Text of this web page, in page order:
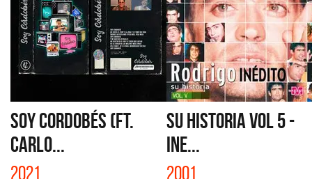
SOY CORDOBÉS (FT.
CARLO...
2021
SU HISTORIA VOL 5 -
INE...
2001